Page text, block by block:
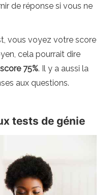
de réponse si vous ne
vous voyez votre score
cela pourrait dire
75%. Il y a aussi la
aux questions.
tests de génie